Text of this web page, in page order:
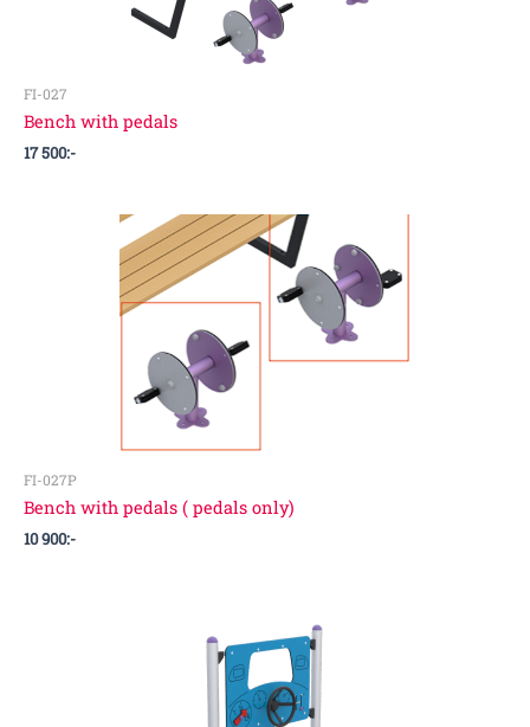
FI-027
Bench with pedals
17 500:-
FI-027P
Bench with pedals ( pedals only)
10 900:-